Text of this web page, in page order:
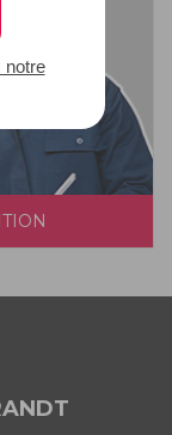
notre